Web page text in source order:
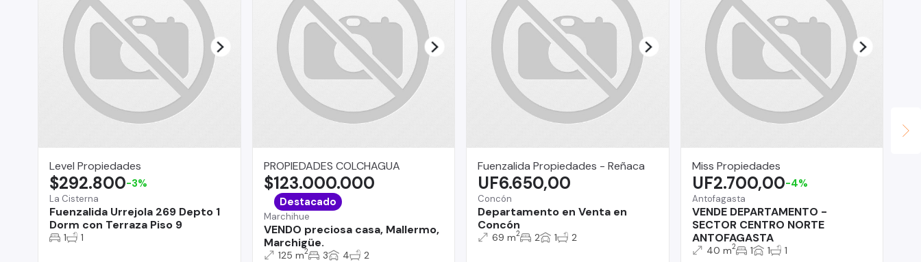
Level Propiedades
La Cisterna
Fuenzalida Urrejola 269 Depto 1
Dorm con Terraza Piso 9
$292.800-3%
1 1
PROPIEDADES COLCHAGUA
Marchihue
VENDO preciosa casa, Mallermo,
Marchigüe.
$123.000.000
Destacado
125 m2 3 4 2
Fuenzalida Propiedades - Reñaca
Concón
Departamento en Venta en
Concón
UF6.650,00
69 m2 2 1 2
Miss Propiedades
Antofagasta
VENDE DEPARTAMENTO -
SECTOR CENTRO NORTE
ANTOFAGASTA
UF2.700,00-4%
40 m2 1 1 1